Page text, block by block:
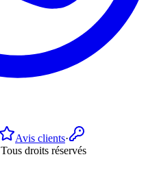
Avis clients·
Tous droits réservés